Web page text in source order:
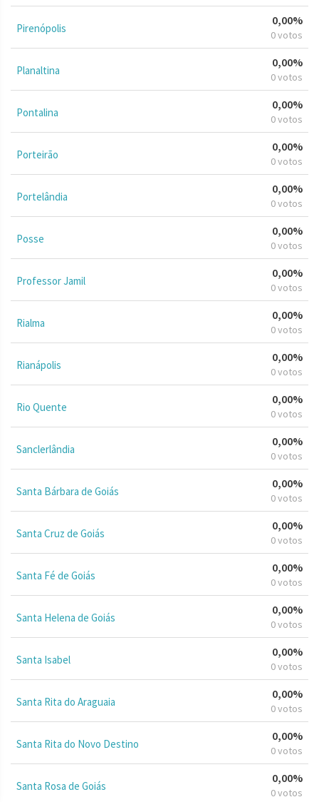
Pirenópolis
0,00%
0 votos
Planaltina
0,00%
0 votos
Pontalina
0,00%
0 votos
Porteirão
0,00%
0 votos
Portelândia
0,00%
0 votos
Posse
0,00%
0 votos
Professor Jamil
0,00%
0 votos
Rialma
0,00%
0 votos
Rianápolis
0,00%
0 votos
Rio Quente
0,00%
0 votos
Sanclerlândia
0,00%
0 votos
Santa Bárbara de Goiás
0,00%
0 votos
Santa Cruz de Goiás
0,00%
0 votos
Santa Fé de Goiás
0,00%
0 votos
Santa Helena de Goiás
0,00%
0 votos
Santa Isabel
0,00%
0 votos
Santa Rita do Araguaia
0,00%
0 votos
Santa Rita do Novo Destino
0,00%
0 votos
Santa Rosa de Goiás
0,00%
0 votos